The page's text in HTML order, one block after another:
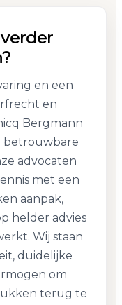
en een
en
Bergmann
betrouwbare
advocaten
met een
aanpak,
helder advies
Wij staan
duidelijke
om
terug te